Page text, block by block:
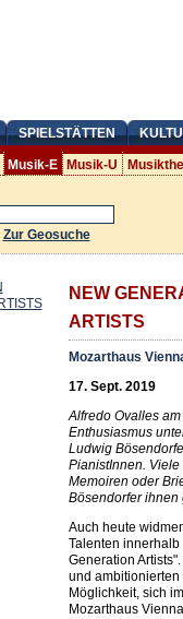
SPIELSTÄTTEN
Musik-E Musik-U
Zur Geosuche
NEW
ARTISTS
Mozarthaus
17. Sept. 2019
Alfredo Ovalles
Enthusiasmus
Ludwig
PianistInnen.
Memoiren oder
Bösendorfer ihnen
Auch heute
Talenten
Generation
und
Möglichkeit, sich
Mozarthaus